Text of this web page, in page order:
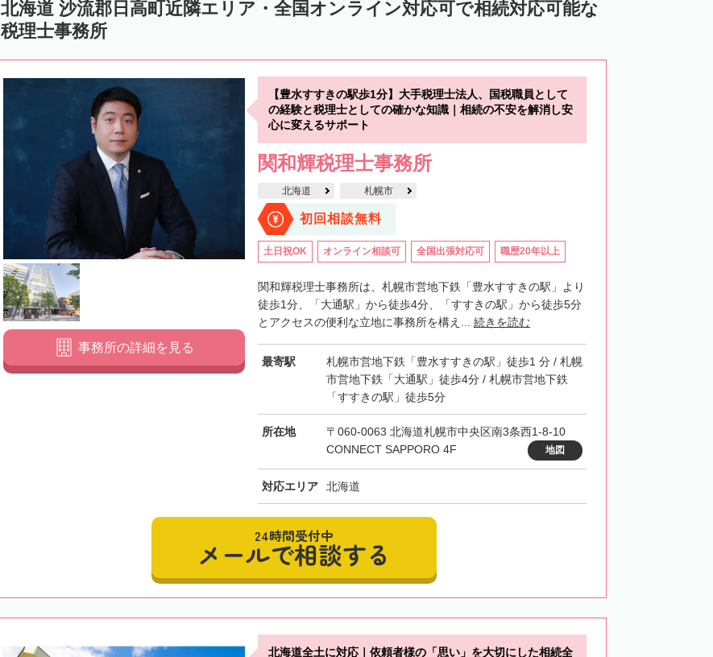
中川郡美深町 中川郡音威子府村 中川郡中川町 中川郡幕別町 中川郡池田町 中川郡豊頃町
天塩郡遠別町 天塩郡天塩町 天塩郡豊富町 天塩郡幌延町 宗谷郡猿払村 枝幸郡浜頓別町
枝幸郡枝幸町 利尻郡利尻町 利尻郡利尻富士町 網走郡美幌町
網走郡大空町 斜里郡斜里町
常呂郡置戸町 常呂郡佐呂間町 紋別郡湧別町 紋別郡滝上町 紋別郡興部町
紋別郡西興部村 紋別郡雄武町 白老郡白老町 沙流郡日高町
様似郡様似町 幌泉郡えりも町 日高郡新ひだか町 河東郡音更町
河東郡上士幌町 河東郡鹿追町 河西郡芽室町 河西郡中札内村 河西郡更別村 広尾郡大樹町
広尾郡広尾町 十勝郡浦幌町 釧路郡釧路町 厚岸郡厚岸町 厚岸郡浜中町
川上郡標茶町 白糠郡白糠町 野付郡別海町 標津郡中標津町
標津郡標津町 目梨郡羅臼町
北海道 沙流郡日高町近隣エリア・全国オンライン対応可で相続対応可能な
税理士事務所
【豊水すすきの駅歩1分】大手税理士法人、国税職員として
の経験と税理士としての確かな知識｜相続の不安を解消し安
心に変えるサポート
関和輝税理士事務所
北海道 札幌市
初回相談無料
土日祝OK オンライン相談可 全国出張対応可 職歴20年以上
関和輝税理士事務所は、札幌市営地下鉄「豊水すすきの駅」より
徒歩1分、「大通駅」から徒歩4分、「すすきの駅」から徒歩5分
とアクセスの便利な立地に事務所を構え... 続きを読む
最寄駅
札幌市営地下鉄「豊水すすきの駅」徒歩1 分 / 札幌
市営地下鉄「大通駅」徒歩4分 / 札幌市営地下鉄
「すすきの駅」徒歩5分
所在地
〒060-0063 北海道札幌市中央区南3条西1-8-10
CONNECT SAPPORO 4F
地図
対応エリア 北海道
事務所の詳細を見る
24時間受付中
メールで相談する
北海道全土に対応｜依頼者様の「思い」を大切にした相続全